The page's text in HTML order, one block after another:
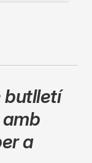
butlletí
amb
a